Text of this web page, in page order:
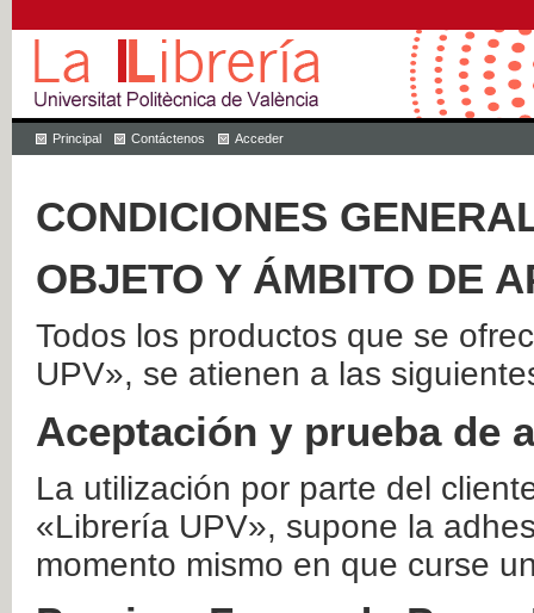
Principal Contáctenos Acceder
CONDICIONES
OBJETO Y ÁMBITO DE
Todos los productos que se
UPV», se atienen a las
Aceptación y prueba de
La utilización por parte del
«Librería UPV», supone la
momento mismo en que curse